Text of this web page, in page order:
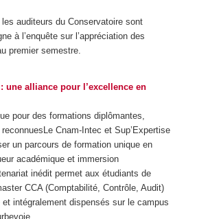
auditeurs du Conservatoire sont
à l’enquête sur l’appréciation des
premier semestre.
une alliance pour l’excellence en
pour des formations diplômantes,
Cnam-Intec et Sup’Expertise
un parcours de formation unique en
académique et immersion
inédit permet aux étudiants de
CCA (Comptabilité, Contrôle, Audit)
et intégralement dispensés sur le campus